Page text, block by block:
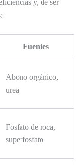
y, de ser
Fuentes
Abono orgánico,
urea
Fosfato de roca,
superfosfato